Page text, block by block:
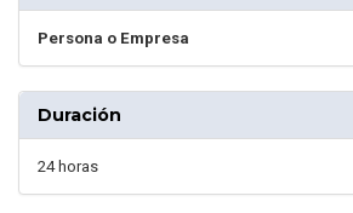
Persona o Empresa
Duración
24 horas